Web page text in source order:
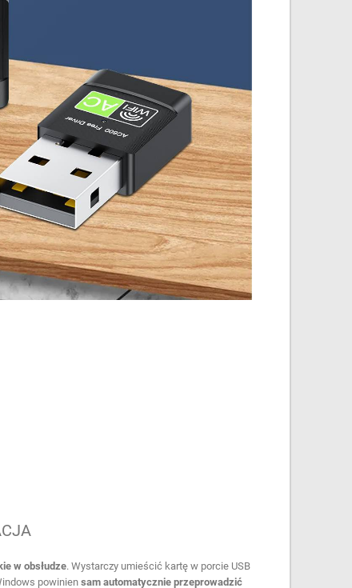
w obsłudze. Wystarczy umieścić kartę w porcie USB
powiniensam automatycznie przeprowadzić